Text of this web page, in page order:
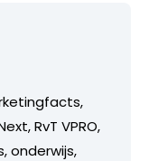
RvT VPRO,
onderwijs,